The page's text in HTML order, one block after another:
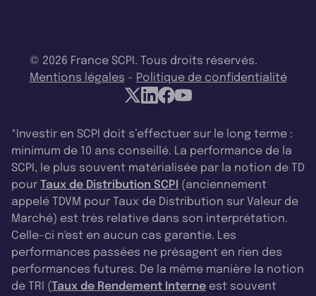
© 2026 France SCPI. Tous droits réservés.
Mentions légales - Politique de confidentialité
*Investir en SCPI doit s’effectuer sur le long terme :
minimum de 10 ans conseillé. La performance de la
SCPI, le plus souvent matérialisée par la notion de TD
pour Taux de Distribution SCPI (anciennement
appelé TDVM pour Taux de Distribution sur Valeur de
Marché) est très relative dans son interprétation.
Celle-ci n'est en aucun cas garantie. Les
performances passées ne présagent en rien des
performances futures. De la même manière la notion
de TRI (Taux de Rendement Interne est souvent